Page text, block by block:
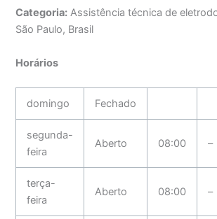
Categoria: Assistência técnica de
São Paulo, Brasil
Horários
domingo Fechado
segunda-
feira
Aberto 08:00 –
terça-
feira
Aberto 08:00 –